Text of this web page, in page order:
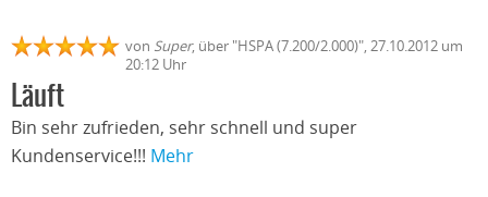
von Super, über "HSPA (7.200/2.000)", 27.10.2012 um
20:12 Uhr
Läuft
Bin sehr zufrieden, sehr schnell und super
Kundenservice!!! Mehr